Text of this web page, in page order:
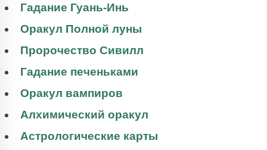
Гадание Гуань-Инь
Оракул Полной луны
Пророчество Сивилл
Гадание печеньками
Оракул вампиров
Алхимический оракул
Астрологические карты